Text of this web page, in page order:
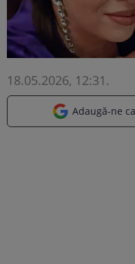
18.05.2026, 12:31 .
Adaugă-ne